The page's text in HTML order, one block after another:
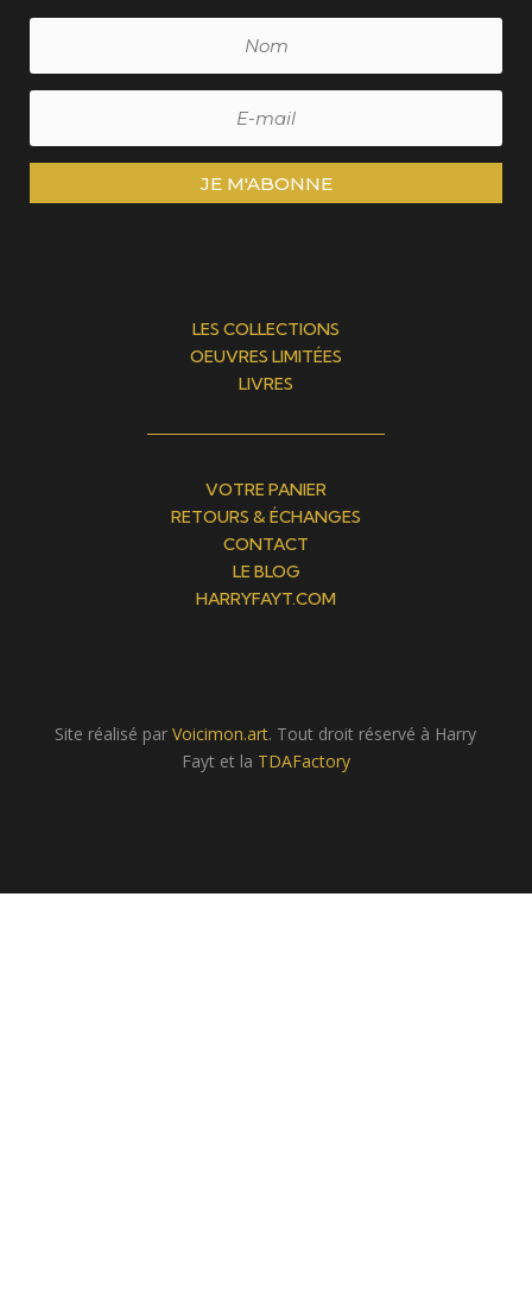
JE M'ABONNE
LES COLLECTIONS
OEUVRES LIMITÉES
LIVRES
VOTRE PANIER
RETOURS & ÉCHANGES
CONTACT
LE BLOG
HARRYFAYT.COM
Site réalisé parVoicimon.art. Tout droit réservé à Harry
Fayt et la TDAFactory